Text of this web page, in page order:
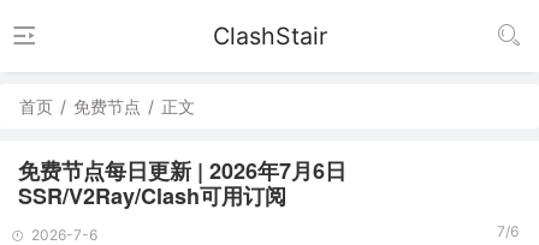
ClashStair
首页 / 免费节点 / 正文
免费节点每日更新 | 2026年7月6日
SSR/V2Ray/Clash可用订阅
2026-7-6 7/6